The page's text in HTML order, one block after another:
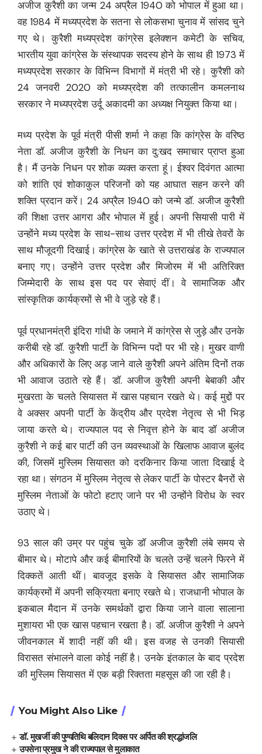
अजीज कुरैशी का जन्म 24 अप्रैल 1940 को भोपाल में हुआ था।
वह 1984 में मध्यप्रदेश के सतना से लोकसभा चुनाव में सांसद चुने
गए थे। कुरैशी मध्यप्रदेश कांग्रेस इलेक्शन कमेटी के सचिव,
भारतीय युवा कांग्रेस के संस्थापक सदस्य होने के साथ ही 1973 में
मध्यप्रदेश सरकार के विभिन्न विभागों में मंत्री भी रहे। कुरैशी को
24 जनवरी 2020 को मध्यप्रदेश की तत्कालीन कमलनाथ
सरकार ने मध्यप्रदेश उर्दू अकादमी का अध्यक्ष नियुक्त किया था।
मध्य प्रदेश के पूर्व मंत्री पीसी शर्मा ने कहा कि कांग्रेस के वरिष्ठ
नेता डॉ. अजीज कुरैशी के निधन का दु:खद समाचार प्राप्त हुआ
है। मैं उनके निधन पर शोक व्यक्त करता हूं। ईश्वर दिवंगत आत्मा
को शांति एवं शोकाकुल परिजनों को यह आघात सहन करने की
शक्ति प्रदान करें। 24 अप्रैल 1940 को जन्मे डॉ. अजीज कुरैशी
की शिक्षा उत्तर आगरा और भोपाल में हुई। अपनी सियासी पारी में
उन्होंने मध्य प्रदेश के साथ-साथ उत्तर प्रदेश में भी तीखे तेवरों के
साथ मौजूदगी दिखाई। कांग्रेस के खाते से उत्तराखंड के राज्यपाल
बनाए गए। उन्होंने उत्तर प्रदेश और मिजोरम में भी अतिरिक्त
जिम्मेदारी के साथ इस पद पर सेवाएं दीं। वे सामाजिक और
सांस्कृतिक कार्यक्रमों से भी वे जुड़े रहे हैं।
पूर्व प्रधानमंत्री इंदिरा गांधी के जमाने में कांग्रेस से जुड़े और उनके
करीबी रहे डॉ. कुरैशी पार्टी के विभिन्न पदों पर भी रहे। मुखर वाणी
और अधिकारों के लिए अड़ जाने वाले कुरैशी अपने अंतिम दिनों तक
भी आवाज उठाते रहे हैं। डॉ. अजीज कुरैशी अपनी बेबाकी और
मुखरता के चलते सियासत में खास पहचान रखते थे। कई मुद्दों पर
वे अक्सर अपनी पार्टी के केंद्रीय और प्रदेश नेतृत्व से भी भिड़
जाया करते थे। राज्यपाल पद से निवृत्त होने के बाद डॉ अजीज
कुरैशी ने कई बार पार्टी की उन व्यवस्थाओं के खिलाफ आवाज बुलंद
की, जिसमें मुस्लिम सियासत को दरकिनार किया जाता दिखाई दे
रहा था। संगठन में मुस्लिम नेतृत्व से लेकर पार्टी के पोस्टर बैनरों से
मुस्लिम नेताओं के फोटो हटाए जाने पर भी उन्होंने विरोध के स्वर
उठाए थे।
93 साल की उम्र पर पहुंच चुके डॉ अजीज कुरैशी लंबे समय से
बीमार थे। मोटापे और कई बीमारियों के चलते उन्हें चलने फिरने में
दिक्कतें आती थीं। बावजूद इसके वे सियासत और सामाजिक
कार्यक्रमों में अपनी सक्रियता बनाए रखते थे। राजधानी भोपाल के
इकबाल मैदान में उनके समर्थकों द्वारा किया जाने वाला सालाना
मुशायरा भी एक खास पहचान रखता है। डॉ. अजीज कुरैशी ने अपने
जीवनकाल में शादी नहीं की थी। इस वजह से उनकी सियासी
विरासत संभालने वाला कोई नहीं है। उनके इंतकाल के बाद प्रदेश
की मुस्लिम सियासत में एक बड़ी रिक्तता महसूस की जा रही है।
You Might Also Like
डॉ. मुखर्जी की पुण्यतिथि बलिदान दिवस पर अर्पित की श्रद्धांजलि
उपसेना प्रमुख ने की राज्यपाल से मुलाकात